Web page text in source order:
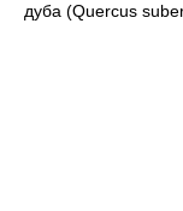
дуба (Quercus